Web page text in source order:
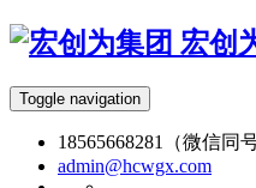
宏创
Toggle navigation
18565668281（微信同号
admin@hcwgx.com